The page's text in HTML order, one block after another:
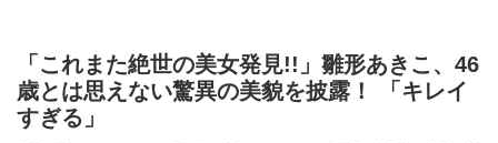
「これまた絶世の美女発見!!」雛形あきこ、46
歳とは思えない驚異の美貌を披露！ 「キレイ
すぎる」